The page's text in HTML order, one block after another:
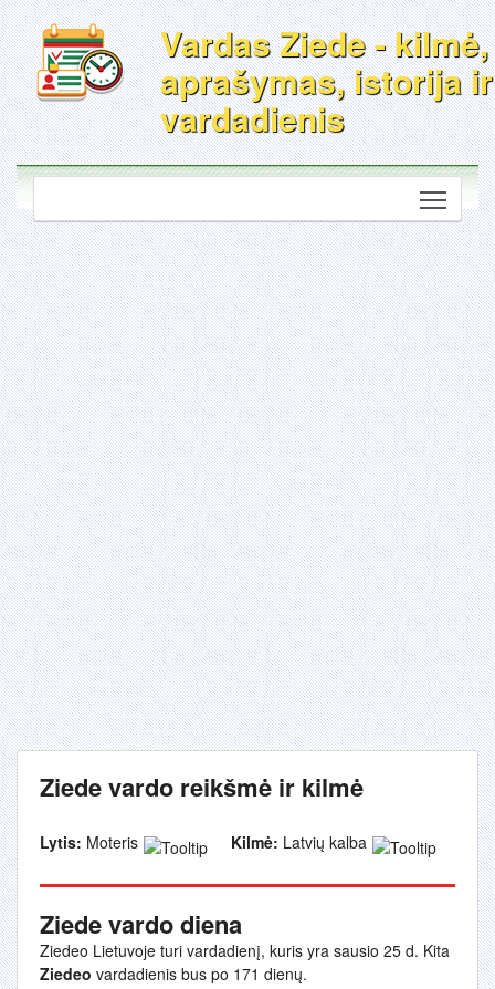
Vardas Ziede - kilmė,
aprašymas, istorija ir
vardadienis
Ziede vardo reikšmė ir kilmė
Lytis: Moteris Kilmė: Latvių kalba
Ziede vardo diena
Ziedeo Lietuvoje turi vardadienį, kuris yra sausio 25 d. Kita
Ziedeo vardadienis bus po 171 dienų.